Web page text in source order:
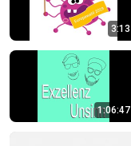
3:13
1:06:47